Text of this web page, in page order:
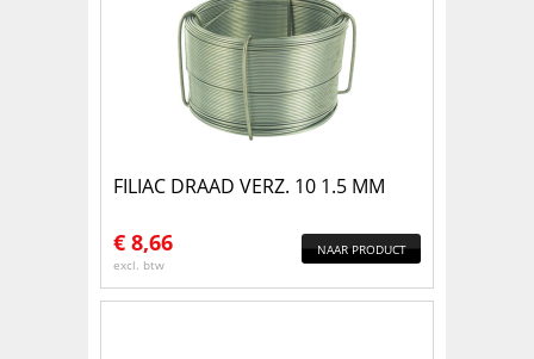
FILIAC DRAAD VERZ. 10 1.5 MM
€ 8,66
excl. btw
NAAR PRODUCT